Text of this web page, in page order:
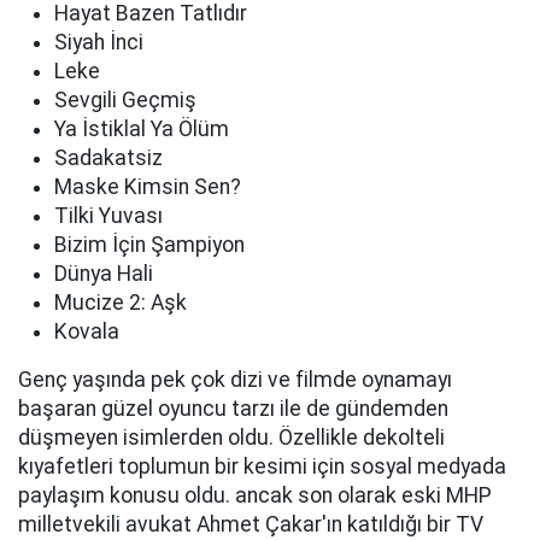
Hayat Bazen Tatlıdır
Siyah İnci
Leke
Sevgili Geçmiş
Ya İstiklal Ya Ölüm
Sadakatsiz
Maske Kimsin Sen?
Tilki Yuvası
Bizim İçin Şampiyon
Dünya Hali
Mucize 2: Aşk
Kovala
Genç yaşında pek çok dizi ve filmde oynamayı
başaran güzel oyuncu tarzı ile de gündemden
düşmeyen isimlerden oldu. Özellikle dekolteli
kıyafetleri toplumun bir kesimi için sosyal medyada
paylaşım konusu oldu. ancak son olarak eski MHP
milletvekili avukat Ahmet Çakar'ın katıldığı bir TV